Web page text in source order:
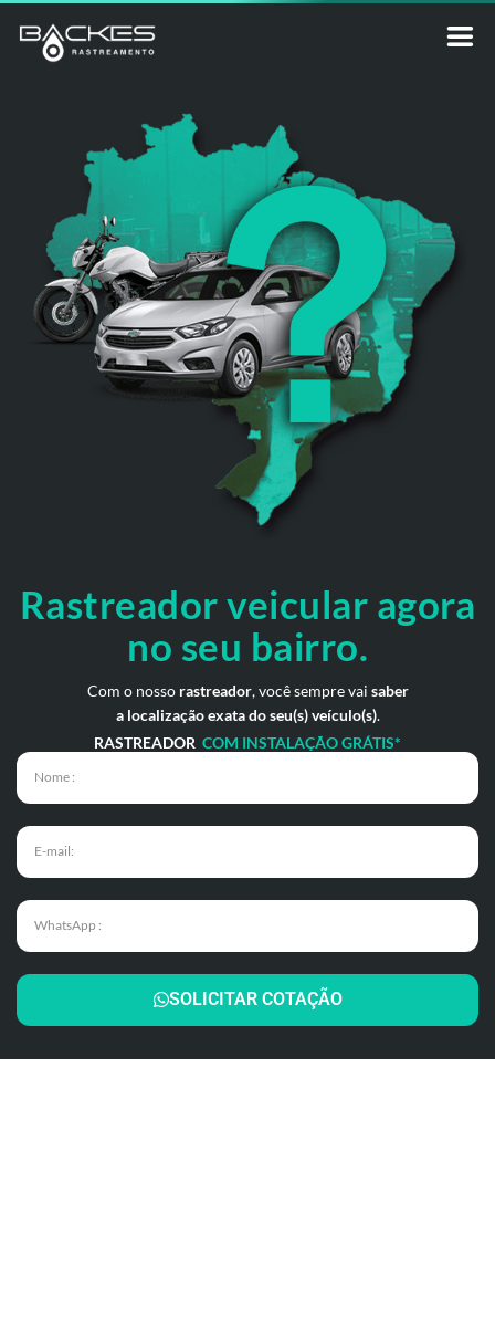
Rastreador veicular agora
no seu bairro.
Com o nosso rastreador, você sempre vai saber
a localização exata do seu(s) veículo(s).
RASTREADOR COM INSTALAÇÃO GRÁTIS*
SOLICITAR COTAÇÃO